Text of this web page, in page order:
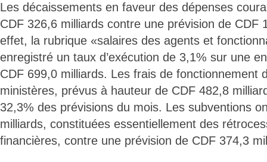
Les décaissements en faveur des dépenses
CDF 326,6 milliards contre une prévision de CDF
effet, la rubrique «salaires des agents et
enregistré un taux d’exécution de 3,1% sur une
CDF 699,0 milliards. Les frais de fonctionnement
ministères, prévus à hauteur de CDF 482,8
32,3% des prévisions du mois. Les subventions
milliards, constituées essentiellement des
financières, contre une prévision de CDF 374,3